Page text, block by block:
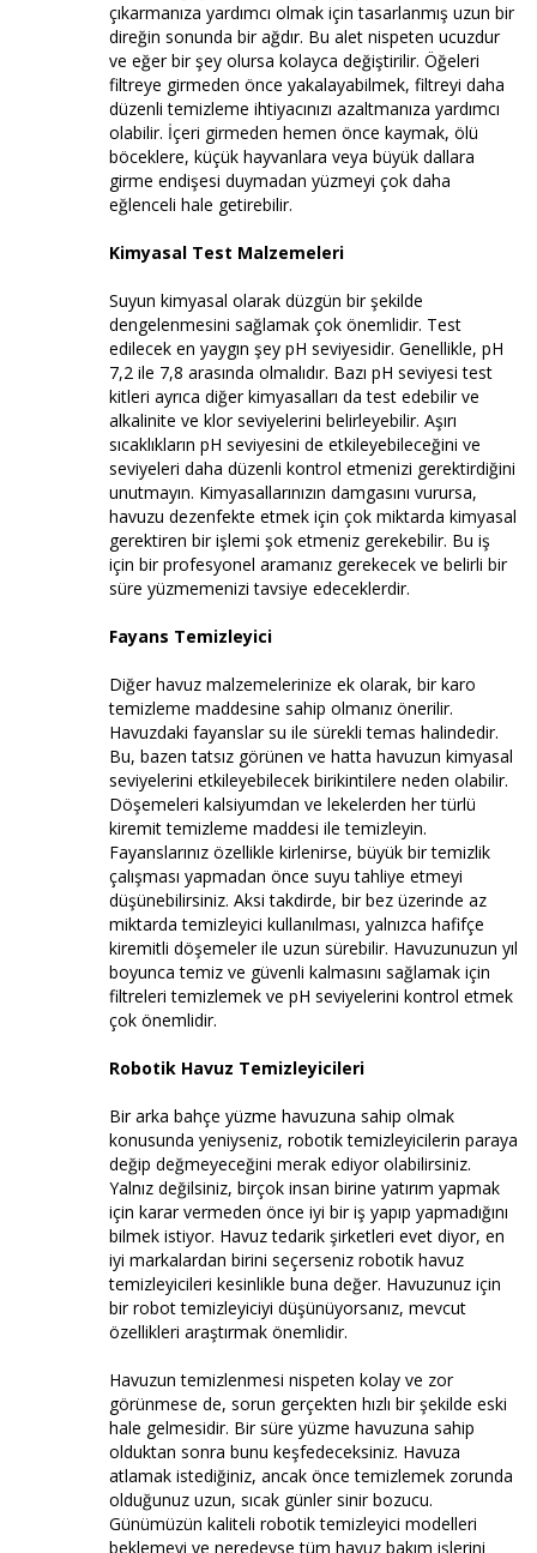
çıkarmanıza yardımcı olmak için tasarlanmış uzun bir
direğin sonunda bir ağdır. Bu alet nispeten ucuzdur
ve eğer bir şey olursa kolayca değiştirilir. Öğeleri
filtreye girmeden önce yakalayabilmek, filtreyi daha
düzenli temizleme ihtiyacınızı azaltmanıza yardımcı
olabilir. İçeri girmeden hemen önce kaymak, ölü
böceklere, küçük hayvanlara veya büyük dallara
girme endişesi duymadan yüzmeyi çok daha
eğlenceli hale getirebilir.
Kimyasal Test Malzemeleri
Suyun kimyasal olarak düzgün bir şekilde
dengelenmesini sağlamak çok önemlidir. Test
edilecek en yaygın şey pH seviyesidir. Genellikle, pH
7,2 ile 7,8 arasında olmalıdır. Bazı pH seviyesi test
kitleri ayrıca diğer kimyasalları da test edebilir ve
alkalinite ve klor seviyelerini belirleyebilir. Aşırı
sıcaklıkların pH seviyesini de etkileyebileceğini ve
seviyeleri daha düzenli kontrol etmenizi gerektirdiğini
unutmayın. Kimyasallarınızın damgasını vurursa,
havuzu dezenfekte etmek için çok miktarda kimyasal
gerektiren bir işlemi şok etmeniz gerekebilir. Bu iş
için bir profesyonel aramanız gerekecek ve belirli bir
süre yüzmemenizi tavsiye edeceklerdir.
Fayans Temizleyici
Diğer havuz malzemelerinize ek olarak, bir karo
temizleme maddesine sahip olmanız önerilir.
Havuzdaki fayanslar su ile sürekli temas halindedir.
Bu, bazen tatsız görünen ve hatta havuzun kimyasal
seviyelerini etkileyebilecek birikintilere neden olabilir.
Döşemeleri kalsiyumdan ve lekelerden her türlü
kiremit temizleme maddesi ile temizleyin.
Fayanslarınız özellikle kirlenirse, büyük bir temizlik
çalışması yapmadan önce suyu tahliye etmeyi
düşünebilirsiniz. Aksi takdirde, bir bez üzerinde az
miktarda temizleyici kullanılması, yalnızca hafifçe
kiremitli döşemeler ile uzun sürebilir. Havuzunuzun yıl
boyunca temiz ve güvenli kalmasını sağlamak için
filtreleri temizlemek ve pH seviyelerini kontrol etmek
çok önemlidir.
Robotik Havuz Temizleyicileri
Bir arka bahçe yüzme havuzuna sahip olmak
konusunda yeniyseniz, robotik temizleyicilerin paraya
değip değmeyeceğini merak ediyor olabilirsiniz.
Yalnız değilsiniz, birçok insan birine yatırım yapmak
için karar vermeden önce iyi bir iş yapıp yapmadığını
bilmek istiyor. Havuz tedarik şirketleri evet diyor, en
iyi markalardan birini seçerseniz robotik havuz
temizleyicileri kesinlikle buna değer. Havuzunuz için
bir robot temizleyiciyi düşünüyorsanız, mevcut
özellikleri araştırmak önemlidir.
Havuzun temizlenmesi nispeten kolay ve zor
görünmese de, sorun gerçekten hızlı bir şekilde eski
hale gelmesidir. Bir süre yüzme havuzuna sahip
olduktan sonra bunu keşfedeceksiniz. Havuza
atlamak istediğiniz, ancak önce temizlemek zorunda
olduğunuz uzun, sıcak günler sinir bozucu.
Günümüzün kaliteli robotik temizleyici modelleri
beklemeyi ve neredeyse tüm havuz bakım işlerini